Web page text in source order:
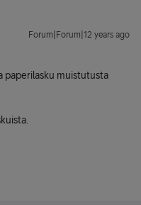
Forum|Forum|12 years ago
paperilasku muistutusta